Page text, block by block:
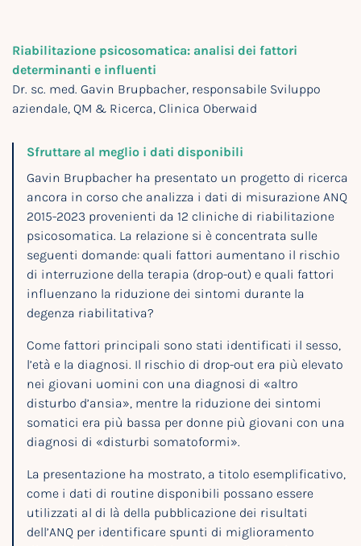
Riabilitazione psicosomatica: analisi dei fattori
determinanti e influenti
Dr. sc. med. Gavin Brupbacher, responsabile Sviluppo
aziendale, QM & Ricerca, Clinica Oberwaid
Sfruttare al meglio i dati disponibili
Gavin Brupbacher ha presentato un progetto di ricerca
ancora in corso che analizza i dati di misurazione ANQ
2015-2023 provenienti da 12 cliniche di riabilitazione
psicosomatica. La relazione si è concentrata sulle
seguenti domande: quali fattori aumentano il rischio
di interruzione della terapia (drop-out) e quali fattori
influenzano la riduzione dei sintomi durante la
degenza riabilitativa?
Come fattori principali sono stati identificati il sesso,
l’età e la diagnosi. Il rischio di drop-out era più elevato
nei giovani uomini con una diagnosi di «altro
disturbo d’ansia», mentre la riduzione dei sintomi
somatici era più bassa per donne più giovani con una
diagnosi di «disturbi somatoformi».
La presentazione ha mostrato, a titolo esemplificativo,
come i dati di routine disponibili possano essere
utilizzati al di là della pubblicazione dei risultati
dell’ANQ per identificare spunti di miglioramento